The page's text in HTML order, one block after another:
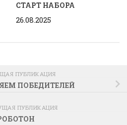
СТАРТ НАБОРА
26.08.2025
ПУБЛИКАЦИЯ
ПОБЕДИТЕЛЕЙ
ПУБЛИКАЦИЯ